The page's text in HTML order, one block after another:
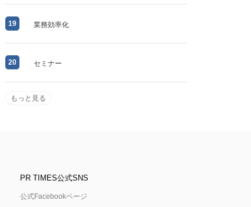
19 業務効率化
20 セミナー
もっと見る
PR TIMES公式SNS
公式Facebookページ